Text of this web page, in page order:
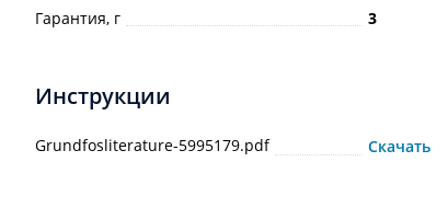
Гарантия, г
3
Инструкции
Grundfosliterature-5995179.pdf Скачать